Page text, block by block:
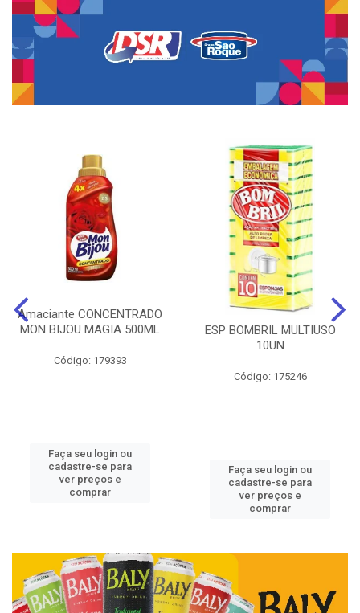
Amaciante CONCENTRADO
MON BIJOU MAGIA 500ML
Código: 179393
Faça seu login ou
cadastre-se para
ver preços e
comprar
ESP BOMBRIL MULTIUSO
10UN
Código: 175246
Faça seu login ou
cadastre-se para
ver preços e
comprar